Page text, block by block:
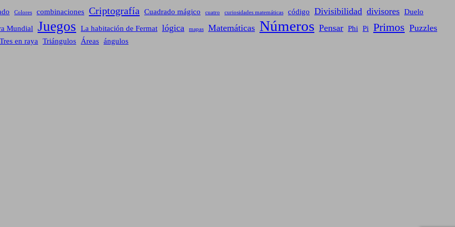
Colores combinaciones Criptografía Cuadrado mágico cuatro curiosidades matemáticas código Divisibilidad divisores Duelo
Mundial Juegos La habitación de Fermat lógica mapas Matemáticas Números Pensar Phi Pi Primos Puzzles
Tres en raya Triángulos Áreas ángulos